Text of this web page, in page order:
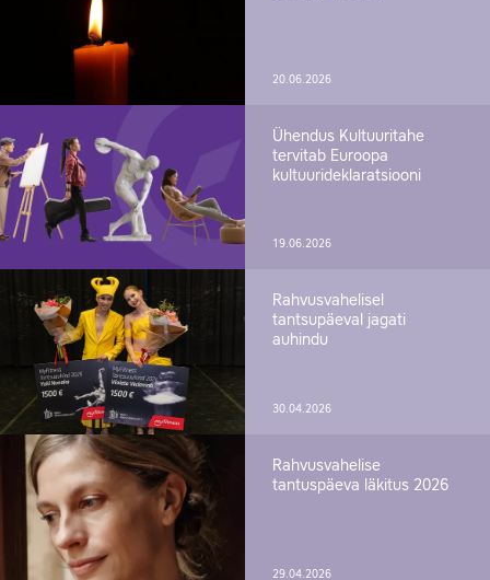
20.06.2026
Ühendus Kultuuritahe
tervitab Euroopa
kultuurideklaratsiooni
19.06.2026
Rahvusvahelisel
tantsupäeval jagati
auhindu
30.04.2026
Rahvusvahelise
tantuspäeva läkitus 2026
29.04.2026